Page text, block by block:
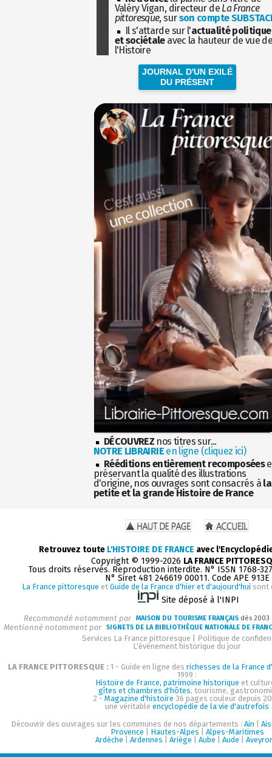
Valéry Vigan, directeur de La France
pittoresque, surson compte
Il s'attarde sur l'actualité politique
et sociétaleavec la hauteur de vue
l'Histoire
JOURNAL D'UN EXILÉ
DU PRÉSENT
DÉCOUVREZ nos titres sur...
NOTRE LIBRAIRIEen ligne (cliquez ici)
Rééditions entièrement recomposées
préservant la qualité des illustrations
d'origine, nos ouvrages sont consacrés à la
petite et la grande Histoire de France
Retrouvez toute L'HISTOIRE DE FRANCE avec
Copyright © 1999-2026 LA FRANCE
Tous droits réservés. Reproduction interdite. N° ISSN 1768-
N° Siret 481 246619 00011. Code APE 913E
La France pittoresque et Guide de la France d'hier et d'aujourd'hui sont
Site déposé à l'INPI
Recommandé notamment par MAISON DU TOURISME FRANÇAIS dès
Mentionné notamment par SIGNETS DE LA BIBLIOTHÈQUE NATIONALE DE
Services La France pittoresque
Politique de
L'événement historique du jour
LA FRANCE PITTORESQUE : 1 - Guide en ligne des richesses de la France
1999 :
Histoire de France, patrimoine historique et
gîtes et chambres d'hôtes, tourisme,
2 - Magazine d'histoire 36 pages couleur depuis
une véritable encyclopédie de la vie d'autrefois
Découvrir des ouvrages sur les communes de nos départements : Ain
Provence
Hautes-Alpes
Alpes-Maritimes
Ardèche
Ardennes Ariège Aube Aude